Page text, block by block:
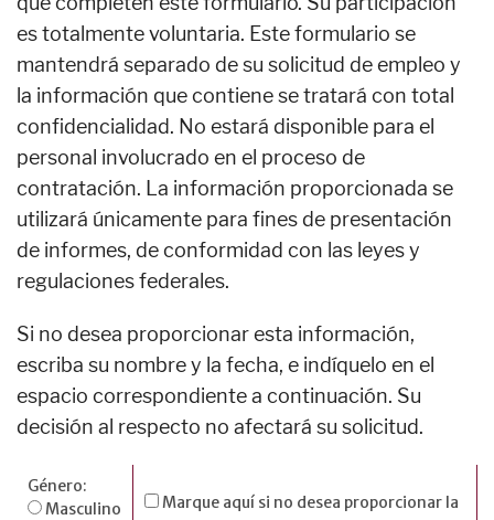
es totalmente voluntaria. Este formulario se
mantendrá separado de su solicitud de empleo y
la información que contiene se tratará con total
confidencialidad. No estará disponible para el
personal involucrado en el proceso de
contratación. La información proporcionada se
utilizará únicamente para fines de presentación
de informes, de conformidad con las leyes y
regulaciones federales.
Si no desea proporcionar esta información,
escriba su nombre y la fecha, e indíquelo en el
espacio correspondiente a continuación. Su
decisión al respecto no afectará su solicitud.
Género:
Masculino
Marque aquí si no desea proporcionar la